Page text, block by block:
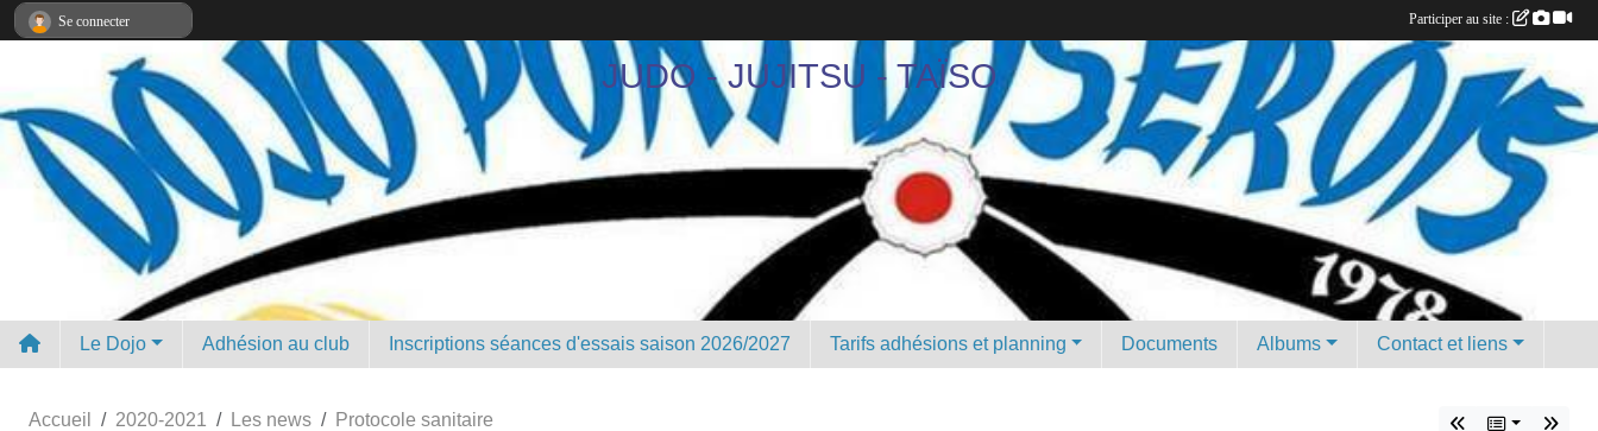
JUDO - JUJITSU - TAÏSO
Le Dojo Adhésion au club Inscriptions séances d'essais saison 2026/2027 Tarifs adhésions et planning Documents Albums Contact et liens
Accueil 2020-2021 Les news Protocole sanitaire
Se connecter Participer au site :
Panneau de gestion des cookies